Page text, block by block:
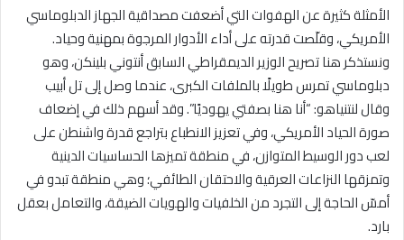
الأمثلة كثيرة عن الهفوات التي أضعفت مصداقية الجهاز الدبلوماسي
الأمريكي، وقلّصت قدرته على أداء الأدوار المرجوة بمهنية وحياد.
ونستذكر هنا تصريح الوزير الديمقراطي السابق أنتوني بلينكن، وهو
دبلوماسي تمرس طويلًا بالملفات الكبرى، عندما وصل إلى تل أبيب
وقال لنتنياهو: “أنا هنا بصفتي يهوديًا”. وقد أسهم ذلك في إضعاف
صورة الحياد الأمريكي، وفي تعزيز الانطباع بتراجع قدرة واشنطن على
لعب دور الوسيط المتوازن، في منطقة تميزها الحساسيات الدينية
وتمزقها النزاعات العرقية والاحتقان الطائفي؛ وهي منطقة تبدو في
أمسّ الحاجة إلى التجرد من الخلفيات والهويات الضيقة، والتعامل بعقل
بارد.